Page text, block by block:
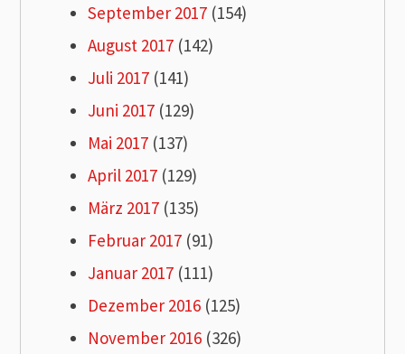
September 2017 (154)
August 2017 (142)
Juli 2017 (141)
Juni 2017 (129)
Mai 2017 (137)
April 2017 (129)
März 2017 (135)
Februar 2017 (91)
Januar 2017 (111)
Dezember 2016 (125)
November 2016 (326)